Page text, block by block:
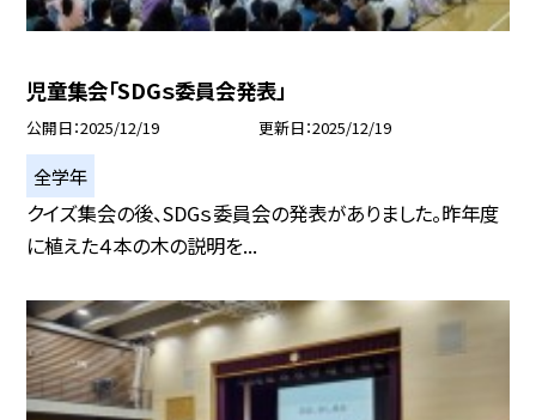
児童集会「SDGｓ委員会発表」
公開日 2025/12/19 更新日 2025/12/19
全学年
クイズ集会の後、SDGｓ委員会の発表がありました。昨年度
に植えた４本の木の説明を...